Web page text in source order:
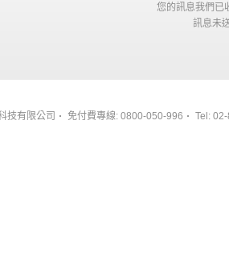
您的訊息我們已
訊息未
技有限公司 免付費專線: 0800-050-996 Tel: